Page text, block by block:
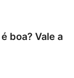
boa? Vale a